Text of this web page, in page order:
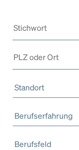
Standort
Berufserfahrung
Berufsfeld